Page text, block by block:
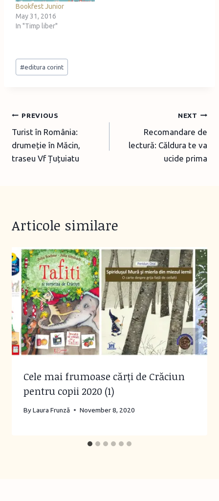
Bookfest Junior
May 31, 2016
In "Timp liber"
Post
Tags:
#editura corint
Post
navigation
PREVIOUS
Turist în România:
drumeție în Măcin,
traseu Vf Țuțuiatu
NEXT
Recomandare de
lectură: Căldura te va
ucide prima
Articole similare
Cele mai frumoase cărți de Crăciun
pentru copii 2020 (1)
ByLaura Frunză November 8, 2020